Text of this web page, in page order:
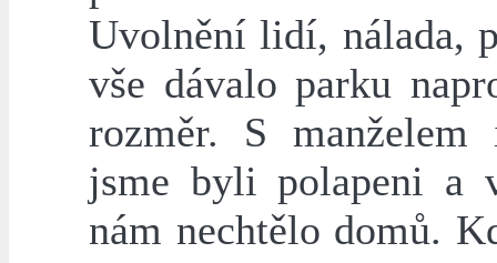
Uvolnění lidí, nálada,
vše dávalo parku
rozměr. S manželem
jsme byli polapeni a
nám nechtělo domů.